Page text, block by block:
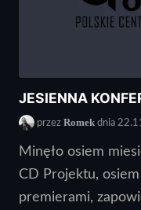
JESIENNA
przez Romek dnia
Minęło osiem
CD Projektu,
premierami,